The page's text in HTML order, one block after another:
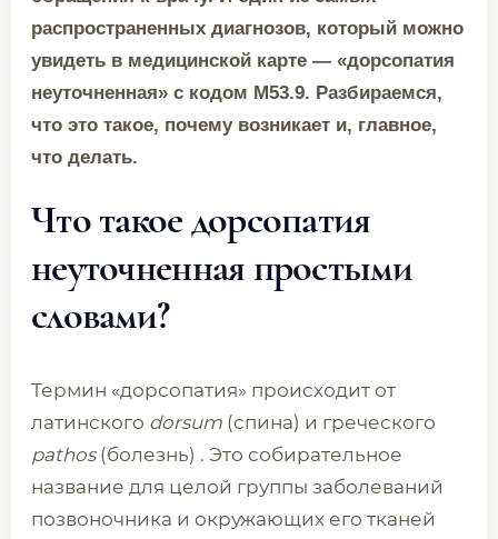
распространенных диагнозов, который можно
увидеть в медицинской карте — «дорсопатия
неуточненная» с кодом M53.9. Разбираемся,
что это такое, почему возникает и, главное,
что делать.
Что такое дорсопатия
неуточненная простыми
словами?
Термин «дорсопатия» происходит от
латинского dorsum (спина) и греческого
pathos(болезнь) . Это собирательное
название для целой группы заболеваний
позвоночника и окружающих его тканей